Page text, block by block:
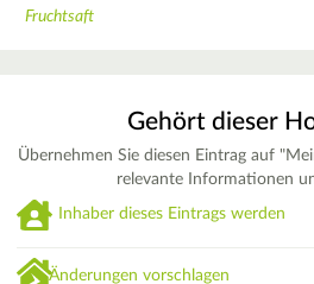
Fruchtsaft
Gehört dieser
Übernehmen Sie diesen Eintrag auf
relevante Informationen
Inhaber dieses Eintrags werden
Änderungen vorschlagen